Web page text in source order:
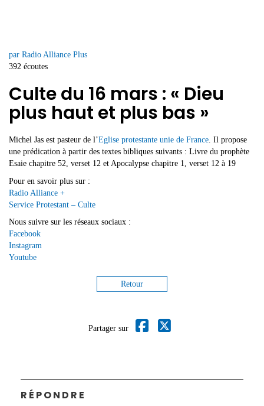
par Radio Alliance Plus
392 écoutes
Culte du 16 mars : « Dieu
plus haut et plus bas »
Michel Jas est pasteur de l’Eglise protestante unie de France. Il propose
une prédication à partir des textes bibliques suivants : Livre du prophète
Esaie chapitre 52, verset 12 et Apocalypse chapitre 1, verset 12 à 19
Pour en savoir plus sur :
Radio Alliance +
Service Protestant – Culte
Nous suivre sur les réseaux sociaux :
Facebook
Instagram
Youtube
Retour
Partager sur
RÉPONDRE